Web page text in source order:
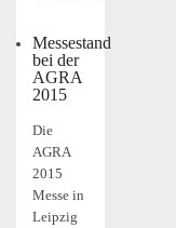
Messestand
bei der
AGRA
2015
Die
AGRA
2015
Messe in
Leipzig